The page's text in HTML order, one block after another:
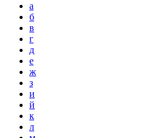
а
б
в
г
д
е
ж
з
и
й
к
л